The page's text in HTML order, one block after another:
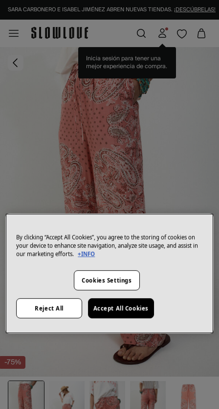
SARA CARBONERO E ISABEL JIMÉNEZ ABREN NUEVAS TIENDAS. ¡DESCÚBRELAS!
Inicia sesión para tener una
mejor experiencia de compra.
-75%
By clicking “Accept All Cookies”, you agree to the storing of cookies on
your device to enhance site navigation, analyze site usage, and assist in
our marketing efforts. +INFO
Cookies Settings
Reject All Accept All Cookies